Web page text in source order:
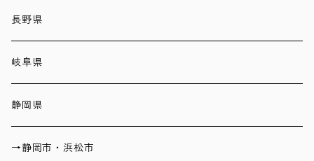
長野県
岐阜県
静岡県
→静岡市・浜松市